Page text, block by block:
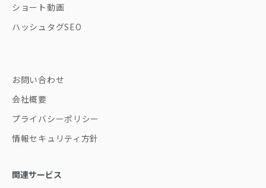
ショート動画
ハッシュタグSEO
お問い合わせ
会社概要
プライバシーポリシー
情報セキュリティ方針
関連サービス